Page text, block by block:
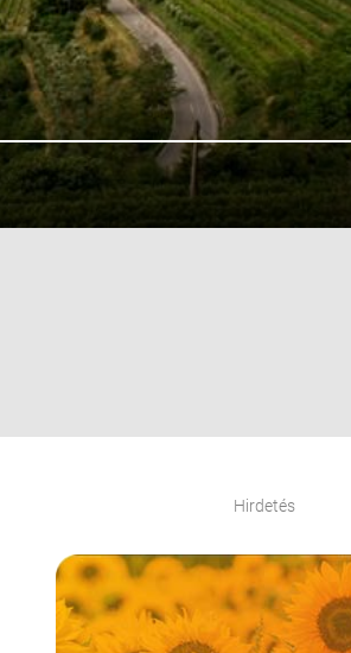
Hirdetés